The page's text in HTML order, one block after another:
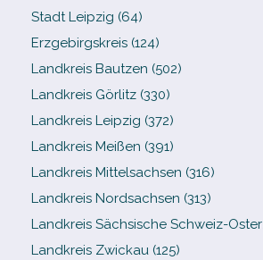
Stadt Leipzig (64)
Erzgebirgskreis (124)
Landkreis Bautzen (502)
Landkreis Görlitz (330)
Landkreis Leipzig (372)
Landkreis Meißen (391)
Landkreis Mittelsachsen (316)
Landkreis Nordsachsen (313)
Landkreis Sächsische Schweiz-​
Landkreis Zwickau (125)